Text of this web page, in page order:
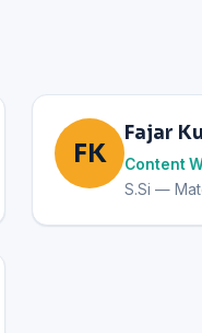
FK
Fajar
Content
S.Si —